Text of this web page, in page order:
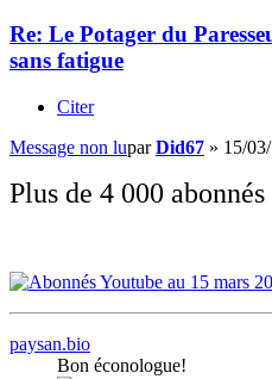
Re: Le Potager du
sans fatigue
Citer
Message non luparDid67 » 15/
Plus de 4 000
paysan.bio
Bon éconologue!